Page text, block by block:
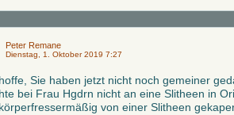
Peter Remane
Dienstag, 1. Oktober 2019 7:27
Sie haben jetzt nicht noch gemeiner
bei Frau Hgdrn nicht an eine Slitheen in
von einer Slitheen